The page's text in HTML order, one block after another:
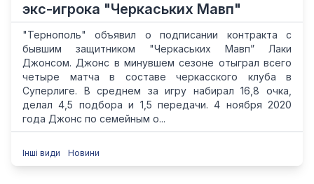
экс-игрока "Черкаських Мавп"
"Тернополь" объявил о подписании контракта с
бывшим защитником "Черкаських Мавп” Лаки
Джонсом. Джонс в минувшем сезоне отыграл всего
четыре матча в составе черкасского клуба в
Суперлиге. В среднем за игру набирал 16,8 очка,
делал 4,5 подбора и 1,5 передачи. 4 ноября 2020
года Джонс по семейным о...
Інші види Новини